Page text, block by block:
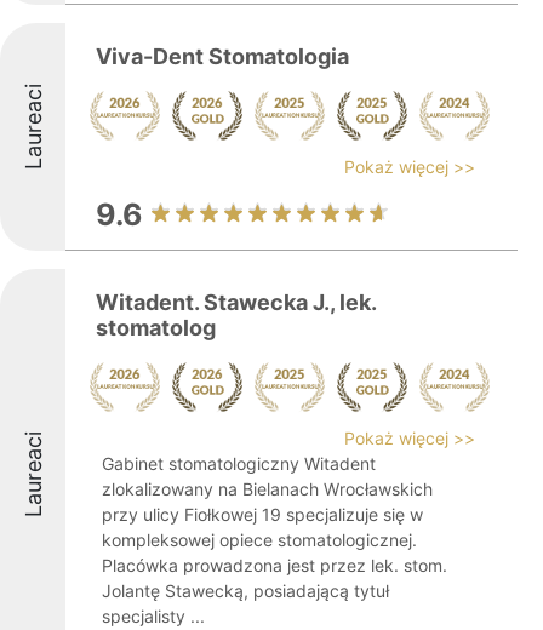
Laureaci
Viva-Dent Stomatologia
Pokaż więcej >>
9.6
Laureaci
Witadent. Stawecka J., lek.
stomatolog
Pokaż więcej >>
Gabinet stomatologiczny Witadent
zlokalizowany na Bielanach Wrocławskich
przy ulicy Fiołkowej 19 specjalizuje się w
kompleksowej opiece stomatologicznej.
Placówka prowadzona jest przez lek. stom.
Jolantę Stawecką, posiadającą tytuł
specjalisty ...